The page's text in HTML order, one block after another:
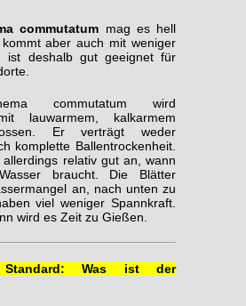
commutatum mag es hell
aber auch mit weniger
ist deshalb gut geeignet für
commutatum wird
lauwarmem, kalkarmem
Er verträgt weder
komplette Ballentrockenheit.
relativ gut an, wann
braucht. Die Blätter
an, nach unten zu
viel weniger Spannkraft.
wird es Zeit zu Gießen.
Was ist der